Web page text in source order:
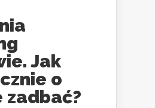
Jak
o
zadbać?